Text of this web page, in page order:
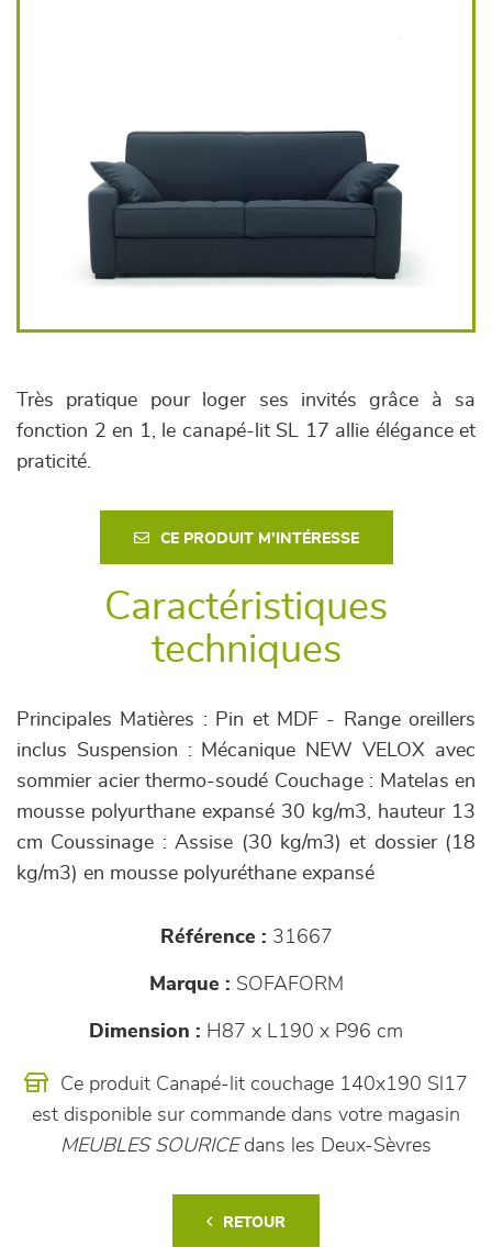
Très pratique pour loger ses invités grâce à sa
fonction 2 en 1, le canapé-lit SL 17 allie élégance et
praticité.
CE PRODUIT M'INTÉRESSE
Caractéristiques
techniques
Principales Matières : Pin et MDF - Range oreillers
inclus Suspension : Mécanique NEW VELOX avec
sommier acier thermo-soudé Couchage : Matelas en
mousse polyurthane expansé 30 kg/m3, hauteur 13
cm Coussinage : Assise (30 kg/m3) et dossier (18
kg/m3) en mousse polyuréthane expansé
Référence : 31667
Marque : SOFAFORM
Dimension : H87 x L190 x P96 cm
Ce produit Canapé-lit couchage 140x190 Sl17
est disponible sur commande dans votre magasin
MEUBLES SOURICEdans les Deux-Sèvres
RETOUR